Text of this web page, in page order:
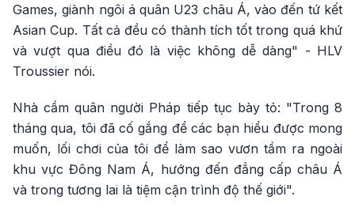
Games, giành ngôi á quân U23 châu Á, vào đến tứ kết
Asian Cup. Tất cả đều có thành tích tốt trong quá khứ
và vượt qua điều đó là việc không dễ dàng" - HLV
Troussier nói.
Nhà cầm quân người Pháp tiếp tục bày tỏ: "Trong 8
tháng qua, tôi đã cố gắng để các bạn hiểu được mong
muốn, lối chơi của tôi để làm sao vươn tầm ra ngoài
khu vực Đông Nam Á, hướng đến đẳng cấp châu Á
và trong tương lai là tiệm cận trình độ thế giới".